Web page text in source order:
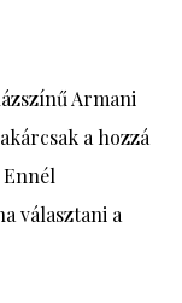
Armani
a hozzá
választani a